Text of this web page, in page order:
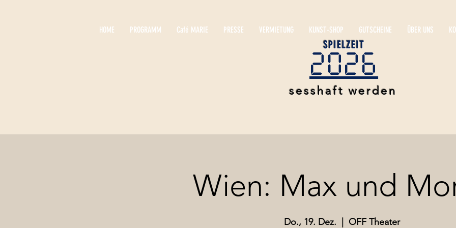
SPIELZEIT
2026
HOME PROGRAMM Café MARIE PRESSE VERMIETUNG KUNST-SHOP GUTSCHEINE ÜBER UNS
sesshaft werden
Wien: Max und
Do., 19. Dez. OFF Theater